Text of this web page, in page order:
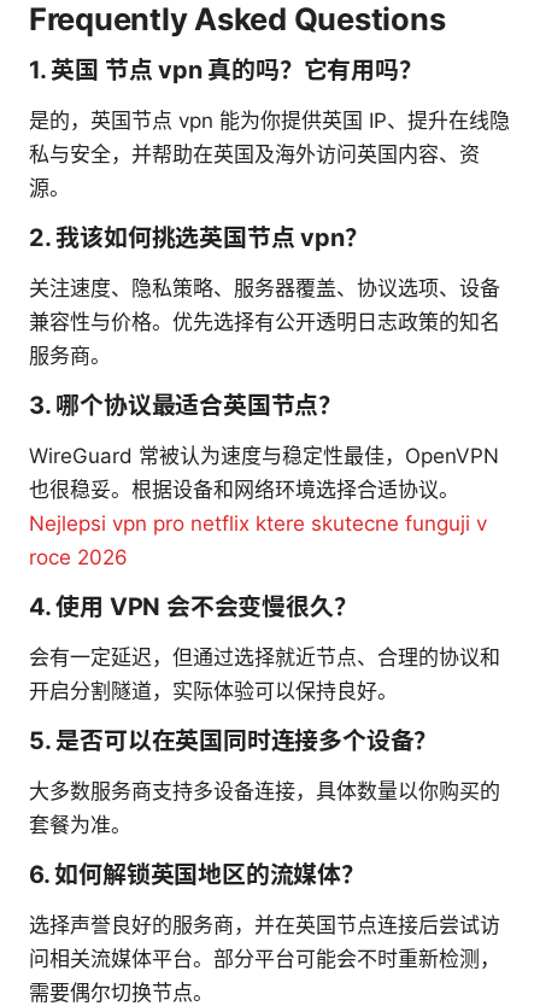
Frequently Asked Questions
1. 英国 节点 vpn 真的吗？它有用吗？
是的，英国节点 vpn 能为你提供英国 IP、提升在线隐
私与安全，并帮助在英国及海外访问英国内容、资
源。
2. 我该如何挑选英国节点 vpn？
关注速度、隐私策略、服务器覆盖、协议选项、设备
兼容性与价格。优先选择有公开透明日志政策的知名
服务商。
3. 哪个协议最适合英国节点？
WireGuard 常被认为速度与稳定性最佳，OpenVPN
也很稳妥。根据设备和网络环境选择合适协议。
Nejlepsi vpn pro netflix ktere skutecne funguji v
roce 2026
4. 使用 VPN 会不会变慢很久？
会有一定延迟，但通过选择就近节点、合理的协议和
开启分割隧道，实际体验可以保持良好。
5. 是否可以在英国同时连接多个设备？
大多数服务商支持多设备连接，具体数量以你购买的
套餐为准。
6. 如何解锁英国地区的流媒体？
选择声誉良好的服务商，并在英国节点连接后尝试访
问相关流媒体平台。部分平台可能会不时重新检测，
需要偶尔切换节点。